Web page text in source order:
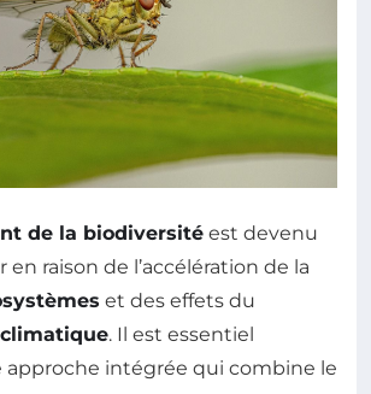
de la biodiversité est devenu
raison de l’accélération de la
et des effets du
. Il est essentiel
approche intégrée qui combine le